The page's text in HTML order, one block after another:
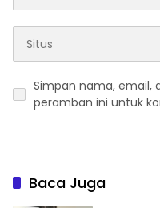
Simpan nama, email,
peramban ini untuk
Baca Juga